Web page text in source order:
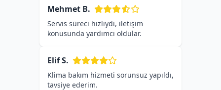
Mehmet B.
Servis süreci hızlıydı, iletişim
konusunda yardımcı oldular.
Elif S.
Klima bakım hizmeti sorunsuz yapıldı,
tavsiye ederim.